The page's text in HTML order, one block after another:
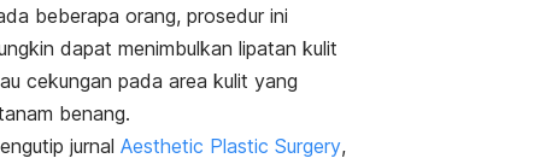
beberapa orang, prosedur ini
dapat menimbulkan lipatan kulit
cekungan pada area kulit yang
benang.
jurnal Aesthetic Plastic Surgery,